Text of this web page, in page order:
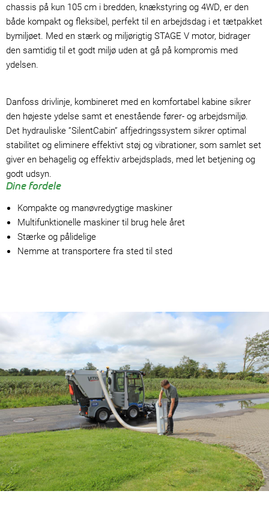
chassis på kun 105 cm i bredden, knækstyring og 4WD, er den
både kompakt og fleksibel, perfekt til en arbejdsdag i et tætpakket
bymiljøet. Med en stærk og miljørigtig STAGE V motor, bidrager
den samtidig til et godt miljø uden at gå på kompromis med
ydelsen.
Danfoss drivlinje, kombineret med en komfortabel kabine sikrer
den højeste ydelse samt et enestående fører- og arbejdsmiljø.
Det hydrauliske ”SilentCabin” affjedringssystem sikrer optimal
stabilitet og eliminere effektivt støj og vibrationer, som samlet set
giver en behagelig og effektiv arbejdsplads, med let betjening og
godt udsyn.
Dine fordele
Kompakte og manøvredygtige maskiner
Multifunktionelle maskiner til brug hele året
Stærke og pålidelige
Nemme at transportere fra sted til sted